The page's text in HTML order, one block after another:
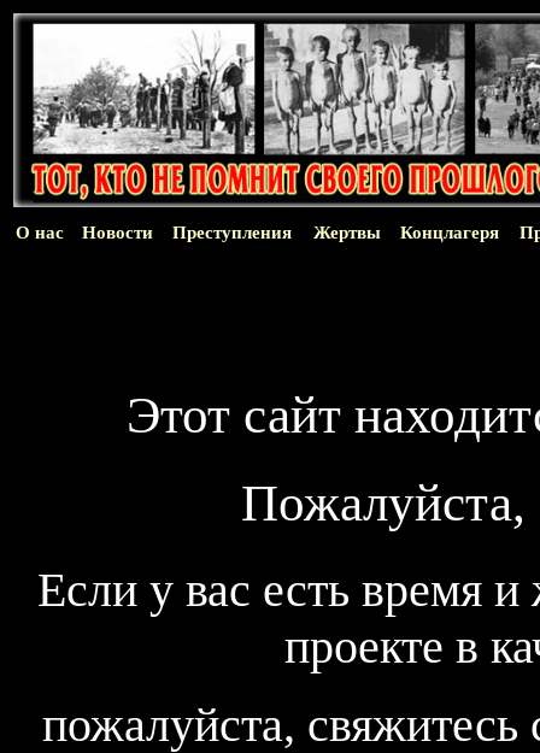
О нас Новости Преступления Жертвы Концлагеря
Этот сайт
Пожалуйста,
Если у вас есть время
проекте в
пожалуйста,